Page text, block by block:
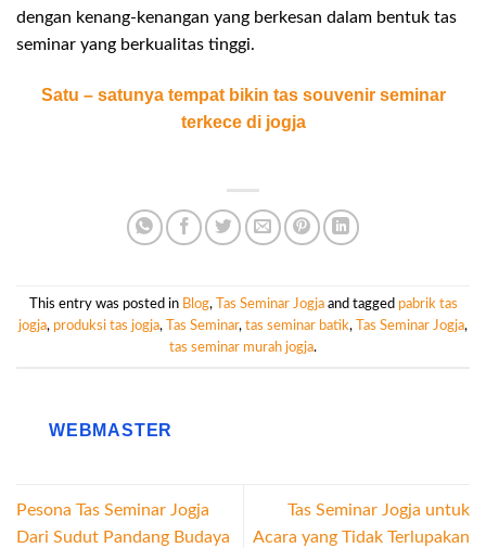
dengan kenang-kenangan yang berkesan dalam bentuk tas
seminar yang berkualitas tinggi.
Satu – satunya tempat bikin tas souvenir seminar
terkece di jogja
This entry was posted in Blog, Tas Seminar Jogjaand tagged pabrik tas
jogja, produksi tas jogja, Tas Seminar, tas seminar batik, Tas Seminar Jogja,
tas seminar murah jogja.
WEBMASTER
Pesona Tas Seminar Jogja
Dari Sudut Pandang Budaya
Tas Seminar Jogja untuk
Acara yang Tidak Terlupakan